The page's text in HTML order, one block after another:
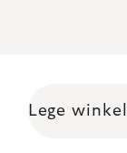
Lege